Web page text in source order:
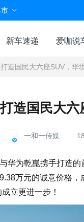
新车速递 爱咖说
造国民大六座SUV，华
造国民大
一和一传媒
华为乾崑携手打造
万元的诚意价格
立更进一步！